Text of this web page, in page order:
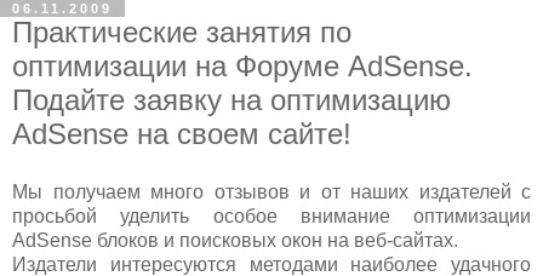
06.11.2009
Практические занятия по
оптимизации на Форуме AdSense.
Подайте заявку на оптимизацию
AdSense на своем сайте!
Мы получаем много отзывов и от наших издателей с
просьбой уделить особое внимание оптимизации
AdSense блоков и поисковых окон на веб-сайтах.
Издатели интересуются методами наиболее удачного